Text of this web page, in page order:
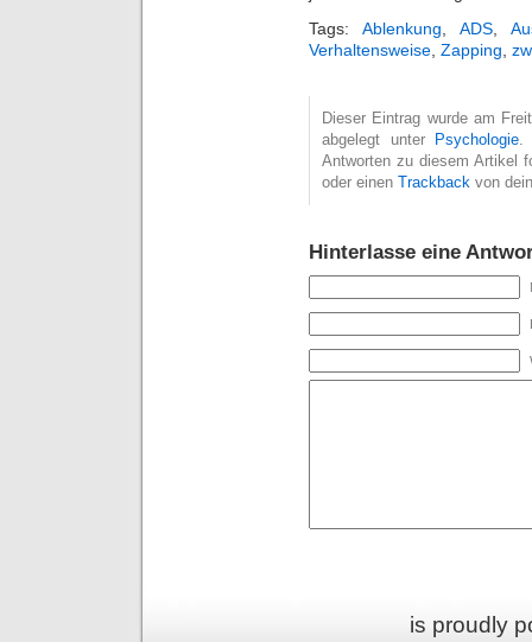
Tags: Ablenkung ADS,
Verhaltensweise Zapping
Dieser Eintrag wurde am
abgelegt unter
Psychologie.
Antworten zu diesem Artikel
oder einen Trackback von
Hinterlasse eine
is proudly